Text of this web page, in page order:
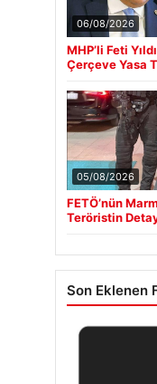
06/08/2026
MHP’li Feti
Çerçeve Yasa
05/08/2026
FETÖ’nün
Teröristin
Son Eklenen